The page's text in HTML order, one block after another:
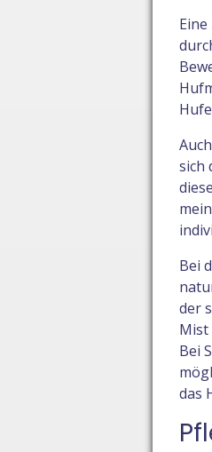
sich
Bei
der
Mist
Bei
das